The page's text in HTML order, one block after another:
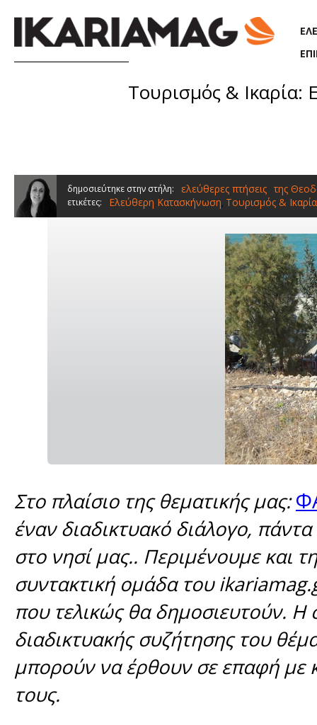
Τουρισμός &
δημοσιεύτηκε στην στήλη: ελεύθερες πτήσεις της
ετικέτες: Ελεύθερη Κατασκήνωση, Τουρισμός & Ικαρία
Στο πλαίσιο της θεματικής μας:
έναν διαδικτυακό διάλογο,
στο νησί μας.. Περιμένουμε και
συντακτική ομάδα του
που τελικώς θα δημοσιευτούν.
διαδικτυακής συζήτησης του
μπορούν να έρθουν σε επαφή με
τους.